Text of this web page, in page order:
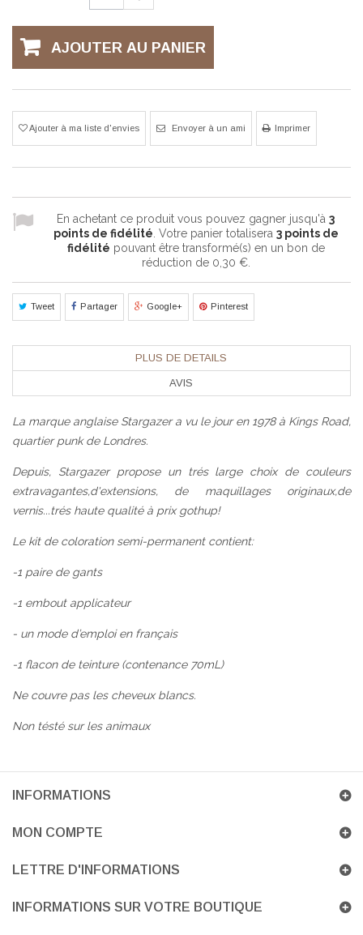
AJOUTER AU PANIER
Ajouter à ma liste d'envies Envoyer à un ami Imprimer
En achetant ce produit vous pouvez gagner jusqu'à 3
points de fidélité . Votre panier totalisera 3points de
fidélité pouvant être transformé(s) en un bon de
réduction de 0,30 €.
Tweet Partager Google+ Pinterest
PLUS DE DETAILS
AVIS
La marque anglaise Stargazer a vu le jour en 1978 à Kings Road,
quartier punk de Londres.
Depuis, Stargazer propose un trés large choix de couleurs
extravagantes,d'extensions, de maquillages originaux,de
vernis...trés haute qualité à prix gothup!
Le kit de coloration semi-permanent contient:
-1 paire de gants
-1 embout applicateur
- un mode d’emploi en français
-1 flacon de teinture (contenance 70mL)
Ne couvre pas les cheveux blancs.
Non tésté sur les animaux
INFORMATIONS
MON COMPTE
LETTRE D'INFORMATIONS
INFORMATIONS SUR VOTRE BOUTIQUE